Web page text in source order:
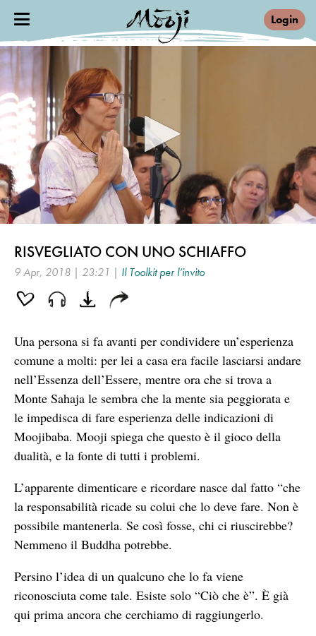
Login
minutes,
seconds
RISVEGLIATO CON UNO SCHIAFFO
9 Apr, 2018 | 23:21 | Il Toolkit per l’invito
Una persona si fa avanti per condividere un’esperienza
comune a molti: per lei a casa era facile lasciarsi andare
nell’Essenza dell’Essere, mentre ora che si trova a
Monte Sahaja le sembra che la mente sia peggiorata e
le impedisca di fare esperienza delle indicazioni di
Moojibaba. Mooji spiega che questo è il gioco della
dualità, e la fonte di tutti i problemi.
L’apparente dimenticare e ricordare nasce dal fatto “che
la responsabilità ricade su colui che lo deve fare. Non è
possibile mantenerla. Se così fosse, chi ci riuscirebbe?
Nemmeno il Buddha potrebbe.
Persino l’idea di un qualcuno che lo fa viene
riconosciuta come tale. Esiste solo “Ciò che è”. È già
qui prima ancora che cerchiamo di raggiungerlo.